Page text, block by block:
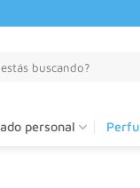
personal